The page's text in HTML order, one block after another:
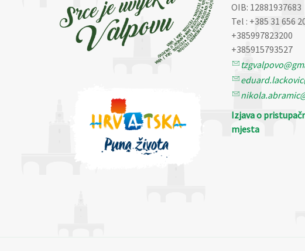
OIB: 12881937683
Tel : +385 31 656
+385997823200
+385915793527
Izjava o
mjesta